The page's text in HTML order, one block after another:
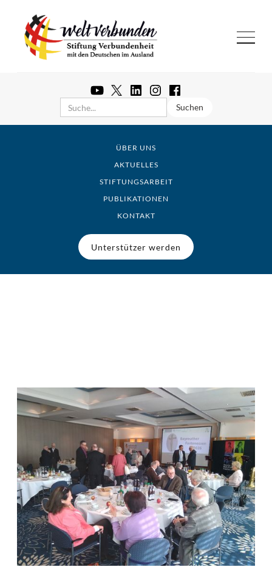
ÜBER UNS
AKTUELLES
STIFTUNGSARBEIT
PUBLIKATIONEN
KONTAKT
Unterstützer werden